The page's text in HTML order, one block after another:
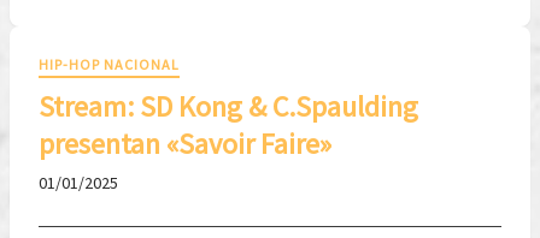
HIP-HOP NACIONAL
Stream: SD Kong & C.Spaulding
presentan «Savoir Faire»
01/01/2025